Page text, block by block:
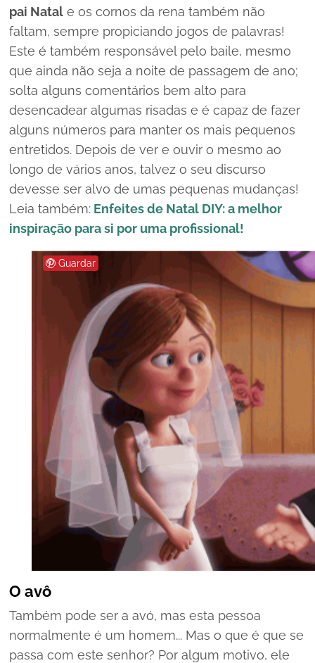
pai Natal e os cornos da rena também não
faltam, sempre propiciando jogos de palavras!
Este é também responsável pelo baile, mesmo
que ainda não seja a noite de passagem de ano;
solta alguns comentários bem alto para
desencadear algumas risadas e é capaz de fazer
alguns números para manter os mais pequenos
entretidos. Depois de ver e ouvir o mesmo ao
longo de vários anos, talvez o seu discurso
devesse ser alvo de umas pequenas mudanças!
Leia também: Enfeites de Natal DIY: a melhor
inspiração para si por uma profissional!
Guardar
O avô
Também pode ser a avó, mas esta pessoa
normalmente é um homem... Mas o que é que se
passa com este senhor? Por algum motivo, ele